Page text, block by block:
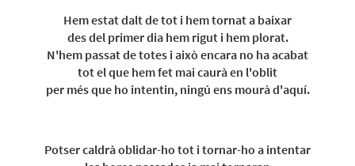
Hem estat dalt de tot i hem tornat a baixar
des del primer dia hem rigut i hem plorat.
N'hem passat de totes i això encara no ha acabat
tot el que hem fet mai caurà en l'oblit
per més que ho intentin, ningú ens mourà d'aquí.
Potser caldrà oblidar-ho tot i tornar-ho a intentar